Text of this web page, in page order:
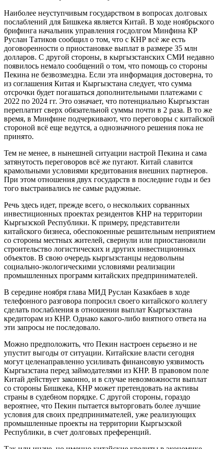
Наиболее неуступчивым государством в вопросах долговых
послаблений для Бишкека является Китай. В ходе ноябрьского
брифинга начальник управления госдолгом Минфина КР
Руслан Татиков сообщил о том, что с КНР всё же есть
договоренности о приостановке выплат в размере 35 млн
долларов. С другой стороны, в кыргызстанских СМИ недавно
появилось немало сообщений о том, что помощь со стороны
Пекина не безвозмездна. Если эта информация достоверна, то
из соглашения Китая и Кыргызстана следует, что сумма
отсрочки будет погашаться дополнительными платежами с
2022 по 2024 гг. Это означает, что потенциально Кыргызстан
переплатит сверх обязательной суммы почти в 2 раза. В то же
время, в Минфине подчеркивают, что переговоры с китайской
стороной всё еще ведутся, а однозначного решения пока не
принято.
Тем не менее, в нынешней ситуации настрой Пекина и сама
затянутость переговоров всё же пугают. Китай славится
крамольными условиями кредитования внешних партнеров.
При этом отношения двух государств в последние годы и без
того выстраивались не самые радужные.
Речь здесь идет, прежде всего, о нескольких сорванных
инвестиционных проектах резидентов КНР на территории
Кыргызской Республики. К примеру, представители
китайского бизнеса, обеспокоенные решительным неприятием
со стороны местных жителей, свернули или приостановили
строительство логистических и других инвестиционных
объектов. В свою очередь кыргызстанцы недовольны
социально-экологическими условиями реализации
промышленных программ китайских предпринимателей.
В середине ноября глава МИД Руслан Казакбаев в ходе
телефонного разговора попросил своего китайского коллегу
сделать послабления в отношении выплат Кыргызстана
кредиторам из КНР. Однако какого-либо внятного ответа на
эти запросы не последовало.
Можно предположить, что Пекин настроен серьезно и не
упустит выгоды от ситуации. Китайские власти сегодня
могут целенаправленно усиливать финансовую уязвимость
Кыргызстана перед займодателями из КНР. В правовом поле
Китай действует законно, и в случае невозможности выплат
со стороны Бишкека, КНР может претендовать на активы
страны в судебном порядке. С другой стороны, гораздо
вероятнее, что Пекин пытается выторговать более лучшие
условия для своих предпринимателей, уже реализующих
промышленные проекты на территории Кыргызской
Республики, в счет долговых преференций.